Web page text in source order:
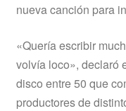
nueva canción para
«Quería escribir
volvía loco», declaró
disco entre 50 que
productores de